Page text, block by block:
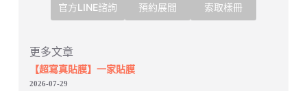
官方LINE諮詢 預約展間 索取樣冊
更多文章
【超寫真貼膜】一家貼膜
2026-07-29